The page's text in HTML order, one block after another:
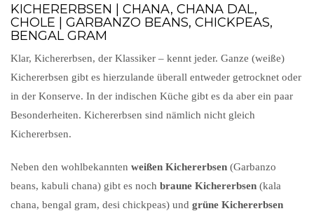
KICHERERBSEN | CHANA, CHANA DAL,
CHOLE | GARBANZO BEANS, CHICKPEAS,
BENGAL GRAM
Klar, Kichererbsen, der Klassiker – kennt jeder. Ganze (weiße)
Kichererbsen gibt es hierzulande überall entweder getrocknet oder
in der Konserve. In der indischen Küche gibt es da aber ein paar
Besonderheiten. Kichererbsen sind nämlich nicht gleich
Kichererbsen.
Neben den wohlbekannten weißen Kichererbsen (Garbanzo
beans, kabuli chana) gibt es noch braune Kichererbsen (kala
chana, bengal gram, desi chickpeas) und grüne Kichererbsen